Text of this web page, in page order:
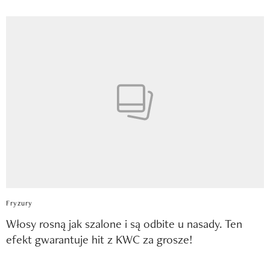
Fryzury
Włosy rosną jak szalone i są odbite u nasady. Ten
efekt gwarantuje hit z KWC za grosze!